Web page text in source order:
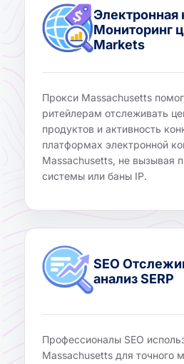
Мониторинг
Markets
Прокси Massachusetts
ритейлерам отслеживать
продуктов и активность
платформах электронной
Massachusetts, не вызывая
системы или баны IP.
SEO
анализ SERP
Профессионалы SEO
Massachusetts для точного